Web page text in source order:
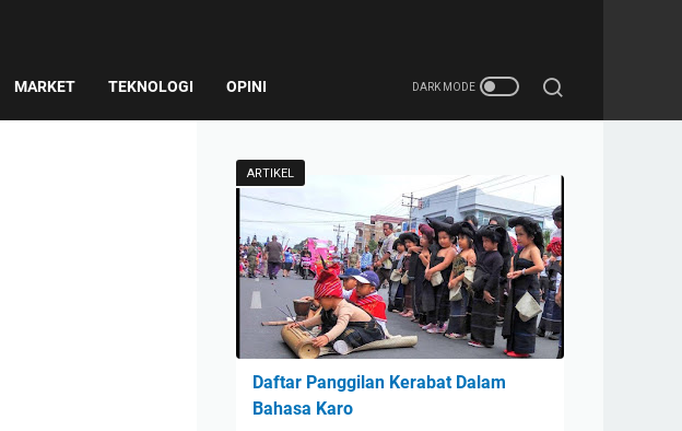
MARKET TEKNOLOGI OPINI
ARTIKEL
Daftar Panggilan Kerabat Dalam
Bahasa Karo